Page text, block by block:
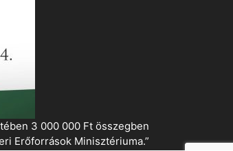
3 000 000 Ft összegben
Erőforrások Minisztériuma.”